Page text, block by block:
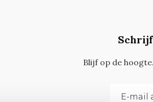
Blijf op de